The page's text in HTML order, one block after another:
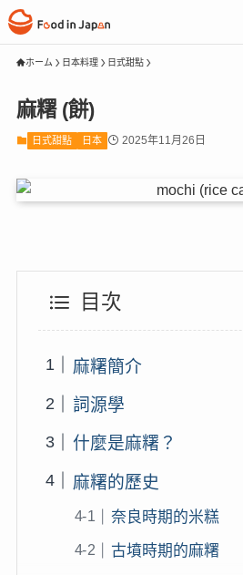
ホーム 日本料理 日式甜點
麻糬 (餅)
日式甜點 日本 2025年11月26日
目次
麻糬簡介
詞源學
什麼是麻糬？
麻糬的歷史
奈良時期的米糕
古墳時期的麻糬